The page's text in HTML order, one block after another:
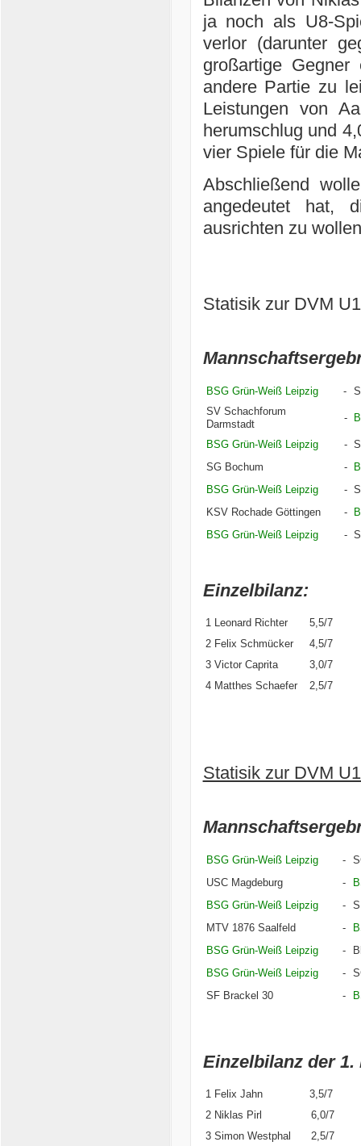
ja noch als U8-
verlor (darunter
großartige
andere Partie zu
Leistungen von
herumschlug und
vier Spiele für die
Abschließend
angedeutet hat,
ausrichten zu
Statisik zur DVM
BSG Grün-Weiß Leipzig -
SV Schachforum
Darmstadt
-
BSG Grün-Weiß Leipzig -
SG Bochum
-
BSG Grün-Weiß Leipzig
-
KSV Rochade Göttingen
-
BSG Grün-Weiß Leipzig
-
Einzelbilanz:
1 Leonard Richter
5,5/7
2 Felix Schmücker
4,5/7
3 Victor Caprita
3,0/7
4 Matthes Schaefer
2,5/7
Statisik zur DVM
BSG Grün-Weiß Leipzig -
USC Magdeburg
-
BSG Grün-Weiß Leipzig
-
MTV 1876 Saalfeld
-
BSG Grün-Weiß Leipzig
-
BSG Grün-Weiß Leipzig
-
SF Brackel 30
-
Einzelbilanz der 1.
1 Felix Jahn
3,5/7
2 Niklas Pirl
6,0/7
3 Simon Westphal
2,5/7